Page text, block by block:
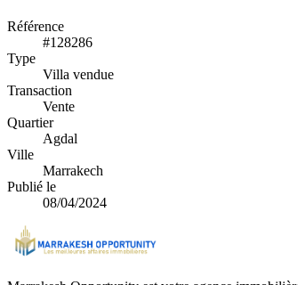
Référence
#128286
Type
Villa vendue
Transaction
Vente
Quartier
Agdal
Ville
Marrakech
Publié le
08/04/2024